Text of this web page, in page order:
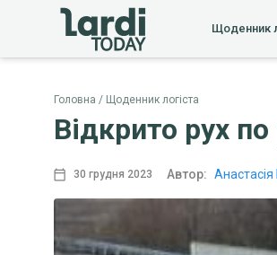
Щоденник
Головна Щоденник логіста
Відкрито рух
30 грудня 2023 Автор: